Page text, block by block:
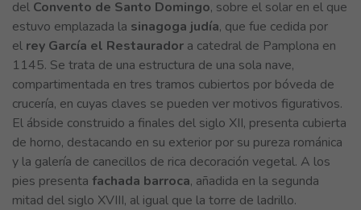
del Convento de Santo Domingo, sobre el solar en el que
estuvo emplazada la sinagoga judía, que fue cedida por
el rey García el Restaurador a catedral de Pamplona en
1145. Se trata de una estructura de una sola nave,
compartimentada en tres tramos cubiertos por bóveda de
crucería, en cuyas claves se pueden ver motivos figurativos.
El ábside construido a finales del siglo XII, presenta cubierta
de horno, destacando en su exterior por su pureza románica
y la galería de canecillos de rica decoración vegetal. A los
pies presenta fachada barroca, añadida en la segunda
mitad del siglo XVIII, al igual que la torre de ladrillo.